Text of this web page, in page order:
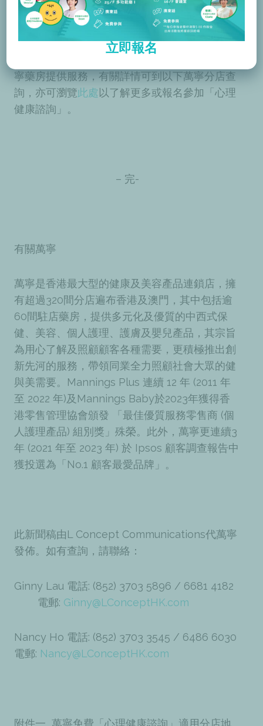
重視，令更多人接納心理治療及減少精神健康污
名。」
寧藥房提供服務，有關詳情可到以下萬寧分店查
詢，亦可瀏覽此處以了解更多或報名參加「心理
健康諮詢」。
– 完-
有關萬寧
萬寧是香港最大型的健康及美容產品連鎖店，擁
有超過320間分店遍布香港及澳門，其中包括逾
60間駐店藥房，提供多元化及優質的中西式保
健、美容、個人護理、護膚及嬰兒產品，其宗旨
為用心了解及照顧顧客各種需要，更積極推出創
新先河的服務，帶領同業全力照顧社會大眾的健
與美需要。Mannings Plus 連續 12 年 (2011 年
至 2022 年)及Mannings Baby於2023年獲得香
港零售管理協會頒發 「最佳優質服務零售商 (個
人護理產品) 組別獎」殊榮。此外，萬寧更連續3
年 (2021 年至 2023 年) 於 Ipsos 顧客調查報告中
獲投選為「No.1 顧客最愛品牌」。
此新聞稿由L Concept Communications代萬寧
發佈。如有查詢，請聯絡：
Ginny Lau 電話: (852) 3703 5896 / 6681 4182
電郵: Ginny@LConceptHK.com
Nancy Ho 電話: (852) 3703 3545 / 6486 6030
電郵: Nancy@LConceptHK.com
附件一 萬寧免費「心理健康諮詢」適用分店地
立即報名